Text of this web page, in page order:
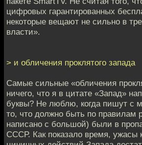
цифровых гарантированных
некоторые вещают не сильно в
власти».
> и обличения проклятого запада
Самые сильные «обличения
ничего, что я в цитате «Запад»
буквы? Не люблю, когда пишут с
то, что должно быть по правилам
написано с большой) были в
СССР. Как показало время, ужасы